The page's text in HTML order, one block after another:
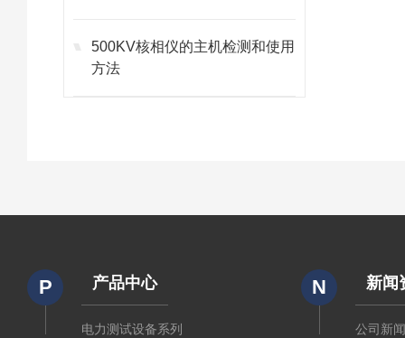
500KV核相仪的主机检测和使用
方法
P 产品中心
电力测试设备系列
N 新闻
公司新